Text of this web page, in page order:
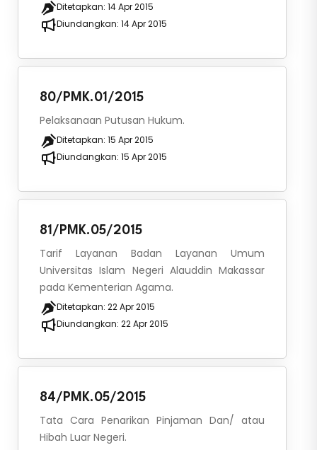
Ditetapkan: 14 Apr 2015
Diundangkan: 14 Apr 2015
80/PMK.01/2015
Pelaksanaan Putusan Hukum.
Ditetapkan: 15 Apr 2015
Diundangkan: 15 Apr 2015
81/PMK.05/2015
Tarif Layanan Badan Layanan Umum
Universitas Islam Negeri Alauddin Makassar
pada Kementerian Agama.
Ditetapkan: 22 Apr 2015
Diundangkan: 22 Apr 2015
84/PMK.05/2015
Tata Cara Penarikan Pinjaman Dan/ atau
Hibah Luar Negeri.